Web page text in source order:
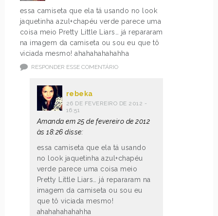
essa camiseta que ela tá usando no look
jaquetinha azul+chapéu verde parece uma
coisa meio Pretty Little Liars… já repararam
na imagem da camiseta ou sou eu que tô
viciada mesmo! ahahahahahahha
RESPONDER ESSE COMENTÁRIO
rebeka
26 DE FEVEREIRO DE 2012 -
16:51
Amanda em 25 de fevereiro de 2012
às 18:26 disse:
essa camiseta que ela tá usando
no look jaquetinha azul+chapéu
verde parece uma coisa meio
Pretty Little Liars… já repararam na
imagem da camiseta ou sou eu
que tô viciada mesmo!
ahahahahahahha